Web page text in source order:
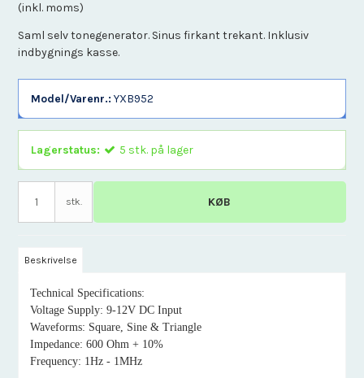
(inkl. moms)
Saml selv tonegenerator. Sinus firkant trekant. Inklusiv
indbygnings kasse.
Model/Varenr.: YXB952
Lagerstatus: 5 stk. på lager
stk. KØB
Beskrivelse
Technical Specifications:
Voltage Supply: 9-12V DC Input
Waveforms: Square, Sine & Triangle
Impedance: 600 Ohm + 10%
Frequency: 1Hz - 1MHz